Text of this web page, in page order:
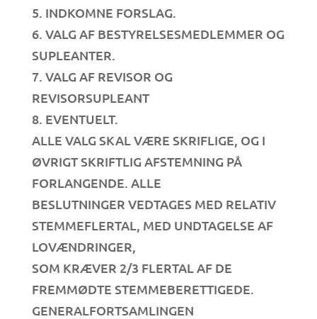
5. INDKOMNE FORSLAG.
6. VALG AF BESTYRELSESMEDLEMMER OG
SUPLEANTER.
7. VALG AF REVISOR OG
REVISORSUPLEANT
8. EVENTUELT.
ALLE VALG SKAL VÆRE SKRIFLIGE, OG I
ØVRIGT SKRIFTLIG AFSTEMNING PÅ
FORLANGENDE. ALLE
BESLUTNINGER VEDTAGES MED RELATIV
STEMMEFLERTAL, MED UNDTAGELSE AF
LOVÆNDRINGER,
SOM KRÆVER 2/3 FLERTAL AF DE
FREMMØDTE STEMMEBERETTIGEDE.
GENERALFORTSAMLINGEN